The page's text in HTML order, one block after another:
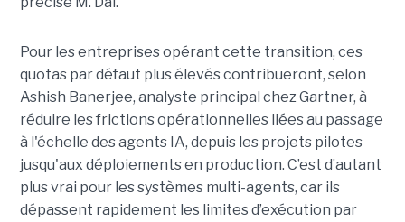
Pour les entreprises opérant cette transition, ces
quotas par défaut plus élevés contribueront, selon
Ashish Banerjee, analyste principal chez Gartner, à
réduire les frictions opérationnelles liées au passage
à l'échelle des agents IA, depuis les projets pilotes
jusqu'aux déploiements en production. C’est d’autant
plus vrai pour les systèmes multi-agents, car ils
dépassent rapidement les limites d’exécution par